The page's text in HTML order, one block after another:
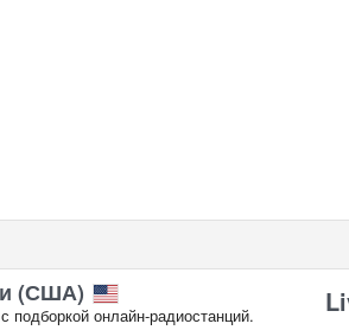
(США)
онлайн‑радиостанций.